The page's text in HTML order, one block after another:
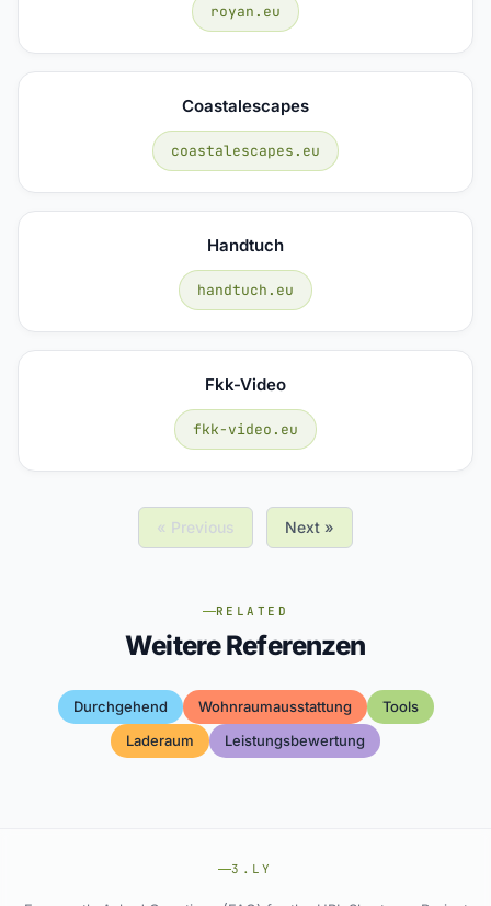
royan.eu
Coastalescapes
coastalescapes.eu
Handtuch
handtuch.eu
Fkk-Video
fkk-video.eu
« Previous Next »
RELATED
Weitere Referenzen
Durchgehend Wohnraumausstattung
Tools
Laderaum
Leistungsbewertung
3.LY